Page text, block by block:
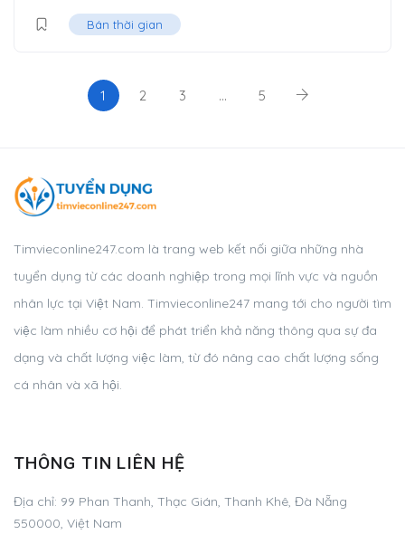
Bán thời gian
1 2 3 … 5
Timvieconline247.com là trang web kết nối giữa những nhà
tuyển dụng từ các doanh nghiệp trong mọi lĩnh vực và nguồn
nhân lực tại Việt Nam. Timvieconline247 mang tới cho người tìm
việc làm nhiều cơ hội để phát triển khả năng thông qua sự đa
dạng và chất lượng việc làm, từ đó nâng cao chất lượng sống
cá nhân và xã hội.
THÔNG TIN LIÊN HỆ
Địa chỉ: 99 Phan Thanh, Thạc Gián, Thanh Khê, Đà Nẵng
550000, Việt Nam